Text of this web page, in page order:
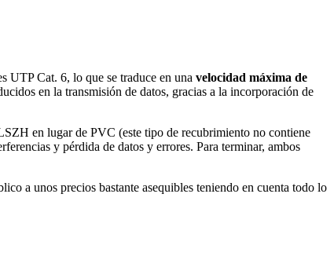
UTP Cat. 6, lo que se traduce en una velocidad máxima de
en la transmisión de datos, gracias a la incorporación de
en lugar de PVC (este tipo de recubrimiento no contiene
y pérdida de datos y errores. Para terminar, ambos
a unos precios bastante asequibles teniendo en cuenta todo lo